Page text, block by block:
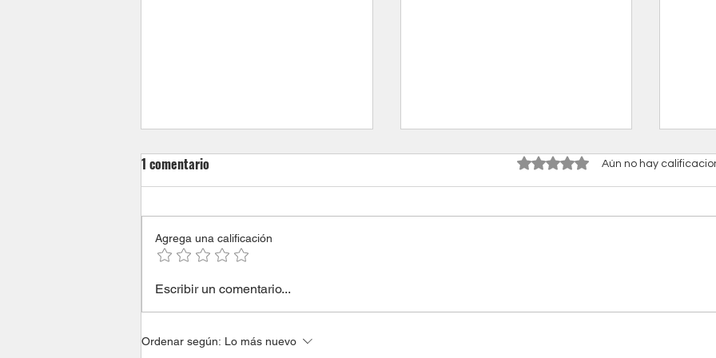
¿Cómo recuperar la calma
frente a la ansiedad que genera
1 comentario Obtuvo 0 de 5 estrellas.
Aún no hay
Agrega una calificación
Escribir un comentario...
Ordenar según: Lo más nuevo